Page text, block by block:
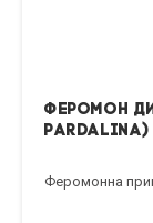
Феромон
pardalina)
Феромонна